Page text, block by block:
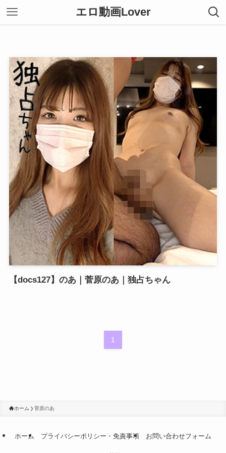
エロ動画Lover
【docs127】のあ｜菅原のあ｜独占ちゃん
1
ホーム 菅原のあ
ホーム プライバシーポリシー・免責事項 お問い合わせフォーム